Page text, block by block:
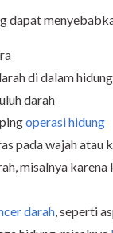
dapat
di dalam
darah
operasi hidung
pada wajah atau
misalnya
darah, seperti